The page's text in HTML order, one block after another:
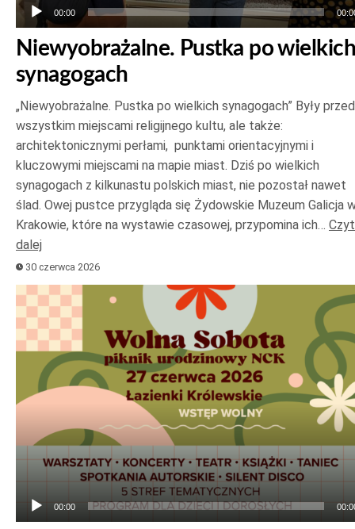
00:00
Niewyobrażalne. Pustka po wielkich
synagogach
„Niewyobrażalne. Pustka po wielkich synagogach” Były
wszystkim miejscami religijnego kultu, ale także:
architektonicznymi perłami, punktami orientacyjnymi i
kluczowymi miejscami na mapie miast. Dziś po wielkich
synagogach z kilkunastu polskich miast, nie pozostał nawet
ślad. Owej pustce przygląda się Żydowskie Muzeum Galicja
Krakowie, które na wystawie czasowej, przypomina ich…
dalej
30 czerwca 2026
Odtwarzacz
plików
dźwiękowych
00:00